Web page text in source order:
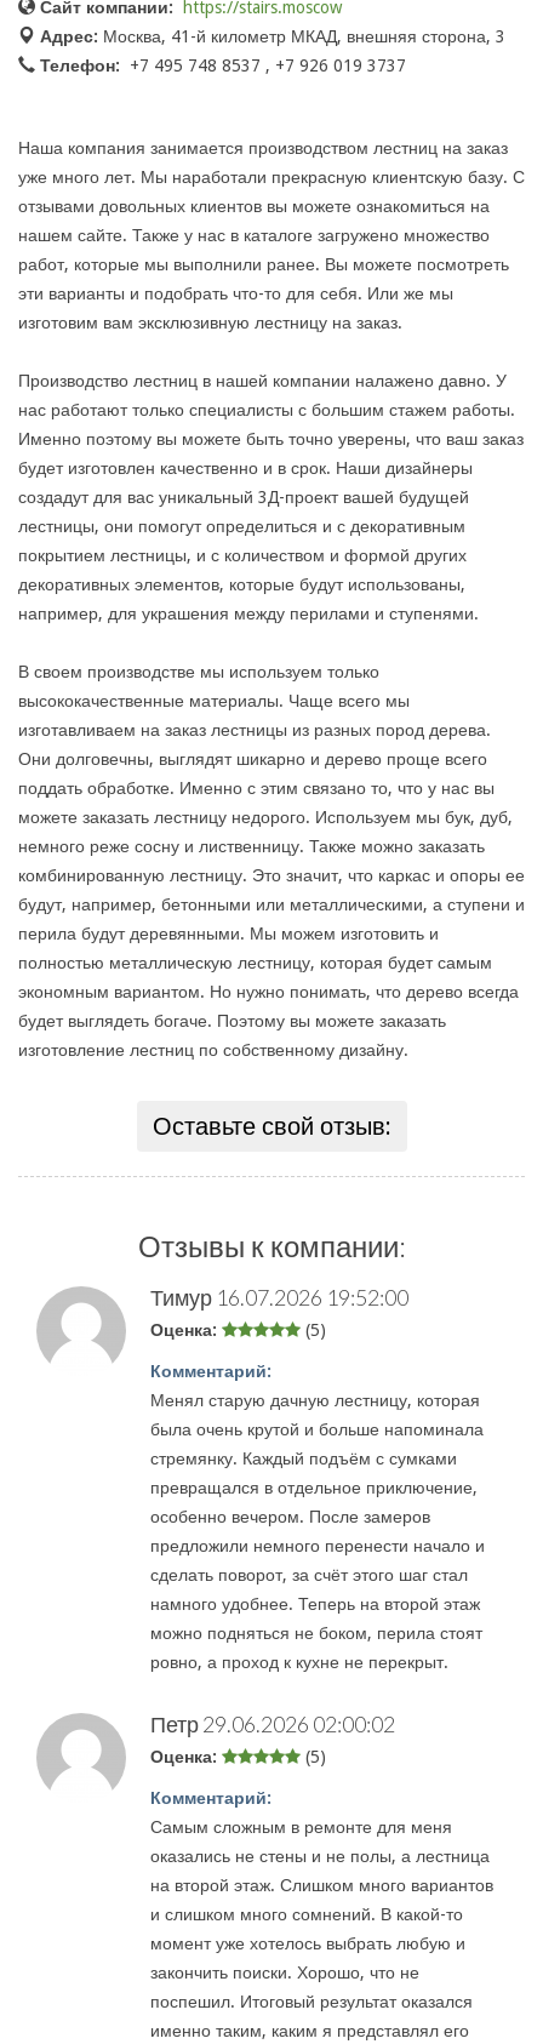
Сайт компании:
https://stairs.moscow
Адрес: Москва, 41-й километр МКАД, внешняя сторона, 3
Телефон:
+7 495 748 8537 , +7 926 019 3737
Наша компания занимается производством лестниц на заказ
уже много лет. Мы наработали прекрасную клиентскую базу. С
отзывами довольных клиентов вы можете ознакомиться на
нашем сайте. Также у нас в каталоге загружено множество
работ, которые мы выполнили ранее. Вы можете посмотреть
эти варианты и подобрать что-то для себя. Или же мы
изготовим вам эксклюзивную лестницу на заказ.
Производство лестниц в нашей компании налажено давно. У
нас работают только специалисты с большим стажем работы.
Именно поэтому вы можете быть точно уверены, что ваш заказ
будет изготовлен качественно и в срок. Наши дизайнеры
создадут для вас уникальный 3Д-проект вашей будущей
лестницы, они помогут определиться и с декоративным
покрытием лестницы, и с количеством и формой других
декоративных элементов, которые будут использованы,
например, для украшения между перилами и ступенями.
В своем производстве мы используем только
высококачественные материалы. Чаще всего мы
изготавливаем на заказ лестницы из разных пород дерева.
Они долговечны, выглядят шикарно и дерево проще всего
поддать обработке. Именно с этим связано то, что у нас вы
можете заказать лестницу недорого. Используем мы бук, дуб,
немного реже сосну и лиственницу. Также можно заказать
комбинированную лестницу. Это значит, что каркас и опоры ее
будут, например, бетонными или металлическими, а ступени и
перила будут деревянными. Мы можем изготовить и
полностью металлическую лестницу, которая будет самым
экономным вариантом. Но нужно понимать, что дерево всегда
будет выглядеть богаче. Поэтому вы можете заказать
изготовление лестниц по собственному дизайну.
Оставьте свой отзыв:
Отзывы к компании:
Тимур 16.07.2026 19:52:00
Оценка: (5)
Комментарий:
Менял старую дачную лестницу, которая
была очень крутой и больше напоминала
стремянку. Каждый подъём с сумками
превращался в отдельное приключение,
особенно вечером. После замеров
предложили немного перенести начало и
сделать поворот, за счёт этого шаг стал
намного удобнее. Теперь на второй этаж
можно подняться не боком, перила стоят
ровно, а проход к кухне не перекрыт.
Петр29.06.2026 02:00:02
Оценка: (5)
Комментарий:
Самым сложным в ремонте для меня
оказались не стены и не полы, а лестница
на второй этаж. Слишком много вариантов
и слишком много сомнений. В какой-то
момент уже хотелось выбрать любую и
закончить поиски. Хорошо, что не
поспешил. Итоговый результат оказался
именно таким, каким я представлял его